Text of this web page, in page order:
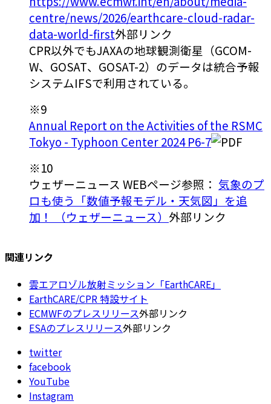
centre/news/2026/earthcare-cloud-radar-
data-world-first外部リンク
CPR以外でもJAXAの地球観測衛星（GCOM-
W、GOSAT、GOSAT-2）のデータは統合予報
システムIFSで利用されている。
※9
Annual Report on the Activities of the RSMC
Tokyo - Typhoon Center 2024 P6-7
※10
ウェザーニュース WEBページ参照： 気象のプ
ロも使う「数値予報モデル・天気図」を追
加！ （ウェザーニュース） 外部リンク
関連リンク
雲エアロゾル放射ミッション「EarthCARE」
EarthCARE/CPR 特設サイト
ECMWFのプレスリリース外部リンク
ESAのプレスリリース外部リンク
twitter
facebook
YouTube
Instagram